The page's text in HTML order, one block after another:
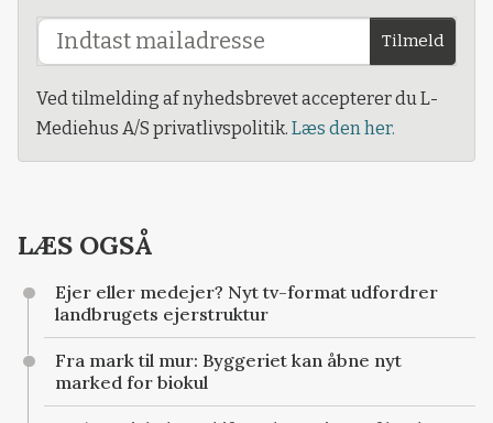
Tilmeld
Ved tilmelding af nyhedsbrevet accepterer du L-
Mediehus A/S privatlivspolitik. Læs den her.
LÆS OGSÅ
Ejer eller medejer? Nyt tv-format udfordrer
landbrugets ejerstruktur
Fra mark til mur: Byggeriet kan åbne nyt
marked for biokul